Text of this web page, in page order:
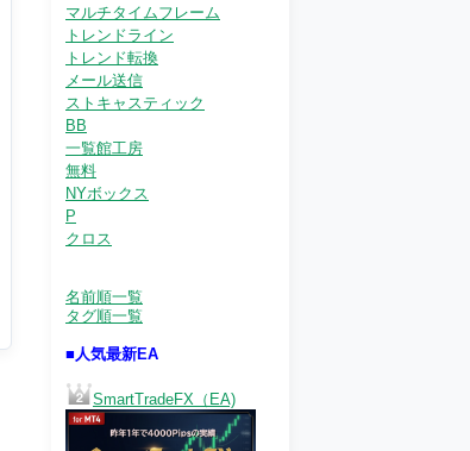
マルチタイムフレーム
トレンドライン
トレンド転換
メール送信
ストキャスティック
BB
一覧館工房
無料
NYボックス
P
クロス
名前順一覧
タグ順一覧
■人気最新EA
SmartTradeFX（EA)